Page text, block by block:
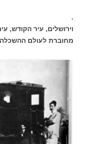
.
וירושלים, עיר הקודש,
מחוברת לעולם ההשכלה